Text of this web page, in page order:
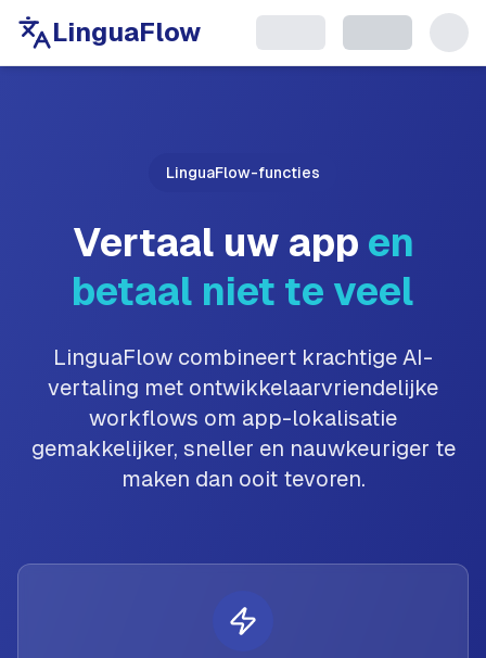
LinguaFlow
LinguaFlow-functies
Vertaal uw app en
betaal niet te veel
LinguaFlow combineert krachtige AI-
vertaling met ontwikkelaarvriendelijke
workflows om app-lokalisatie
gemakkelijker, sneller en nauwkeuriger te
maken dan ooit tevoren.